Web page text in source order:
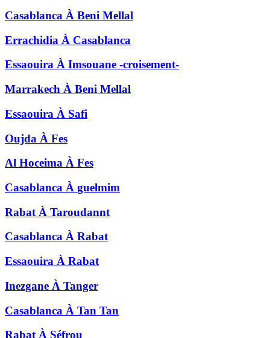
Casablanca À Beni Mellal
Errachidia À Casablanca
Essaouira À Imsouane -croisement-
Marrakech À Beni Mellal
Essaouira À Safi
Oujda À Fes
Al Hoceima À Fes
Casablanca À guelmim
Rabat À Taroudannt
Casablanca À Rabat
Essaouira À Rabat
Inezgane À Tanger
Casablanca À Tan Tan
Rabat À Séfrou